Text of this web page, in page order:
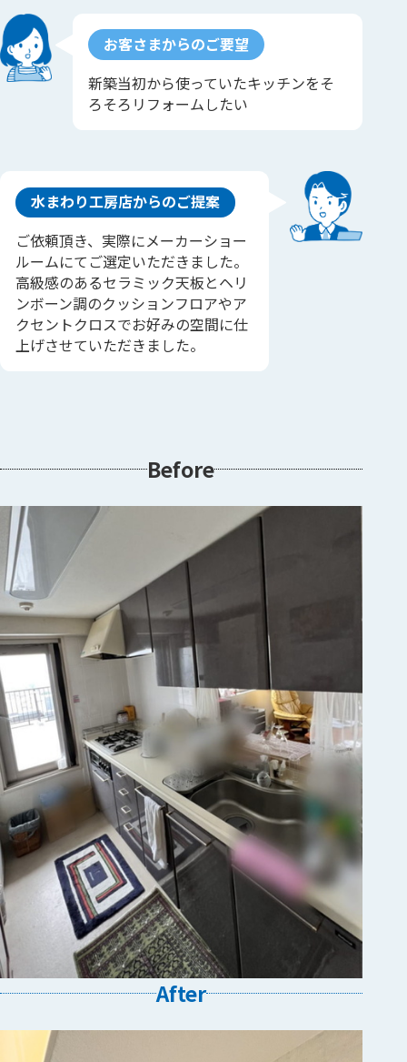
お客さまからのご要望
新築当初から使っていたキッチンをそ
ろそろリフォームしたい
水まわり工房店からのご提案
ご依頼頂き、実際にメーカーショー
ルームにてご選定いただきました。
高級感のあるセラミック天板とヘリ
ンボーン調のクッションフロアやア
クセントクロスでお好みの空間に仕
上げさせていただきました。
Before
After